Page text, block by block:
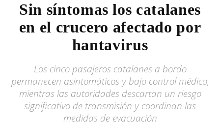
Sin síntomas los catalanes
en el crucero afectado por
hantavirus
Los cinco pasajeros catalanes a bordo
permanecen asintomáticos y bajo control médico,
mientras las autoridades descartan un riesgo
significativo de transmisión y coordinan las
medidas de evacuación